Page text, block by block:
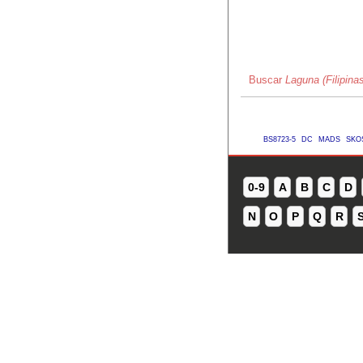
Buscar Laguna
BS8723-5 DC MADS
0-9 A B C D
N O P Q R